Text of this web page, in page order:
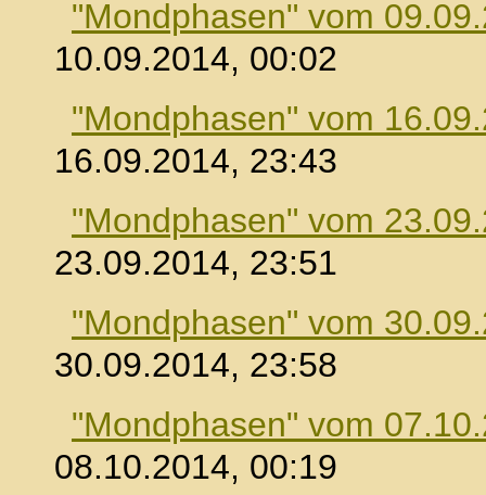
"Mondphasen" vom
10.09.2014, 00:02
"Mondphasen" vom
16.09.2014, 23:43
"Mondphasen" vom
23.09.2014, 23:51
"Mondphasen" vom
30.09.2014, 23:58
"Mondphasen" vom
08.10.2014, 00:19